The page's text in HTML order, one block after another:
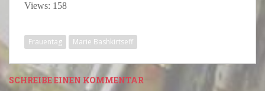
Views: 158
Frauentag Marie Bashkirtseff
SCHREIBE EINEN KOMMENTAR